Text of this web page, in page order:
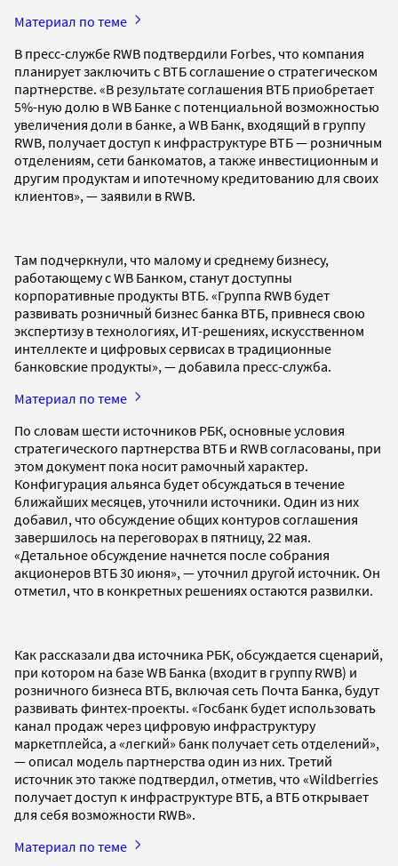
Материал по теме
В пресс-службе RWB подтвердили Forbes, что компания
планирует заключить с ВТБ соглашение о стратегическом
партнерстве. «В результате соглашения ВТБ приобретает
5%-ную долю в WB Банке с потенциальной возможностью
увеличения доли в банке, а WB Банк, входящий в группу
RWB, получает доступ к инфраструктуре ВТБ — розничным
отделениям, сети банкоматов, а также инвестиционным и
другим продуктам и ипотечному кредитованию для своих
клиентов», — заявили в RWB.
Там подчеркнули, что малому и среднему бизнесу,
работающему с WB Банком, станут доступны
корпоративные продукты ВТБ. «Группа RWB будет
развивать розничный бизнес банка ВТБ, привнеся свою
экспертизу в технологиях, ИТ-решениях, искусственном
интеллекте и цифровых сервисах в традиционные
банковские продукты», — добавила пресс-служба.
Материал по теме
По словам шести источников РБК, основные условия
стратегического партнерства ВТБ и RWB согласованы, при
этом документ пока носит рамочный характер.
Конфигурация альянса будет обсуждаться в течение
ближайших месяцев, уточнили источники. Один из них
добавил, что обсуждение общих контуров соглашения
завершилось на переговорах в пятницу, 22 мая.
«Детальное обсуждение начнется после собрания
акционеров ВТБ 30 июня», — уточнил другой источник. Он
отметил, что в конкретных решениях остаются развилки.
Как рассказали два источника РБК, обсуждается сценарий,
при котором на базе WB Банка (входит в группу RWB) и
розничного бизнеса ВТБ, включая сеть Почта Банка, будут
развивать финтех-проекты. «Госбанк будет использовать
канал продаж через цифровую инфраструктуру
маркетплейса, а «легкий» банк получает сеть отделений»,
— описал модель партнерства один из них. Третий
источник это также подтвердил, отметив, что «Wildberries
получает доступ к инфраструктуре ВТБ, а ВТБ открывает
для себя возможности RWB».
Материал по теме